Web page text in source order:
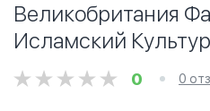
Великобритания
Исламский
0 0